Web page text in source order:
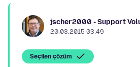
jscher2000 - Support
20.03.2015 03:49
Seçilen çözüm